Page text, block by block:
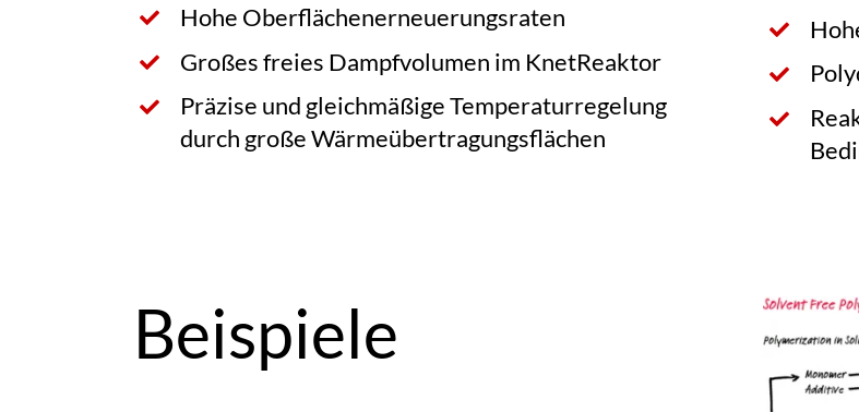
Hohe Oberflächenerneuerungsraten
Großes freies Dampfvolumen im KnetReaktor
Präzise und gleichmäßige Temperaturregelung
durch große Wärmeübertragungsflächen
Beispiele